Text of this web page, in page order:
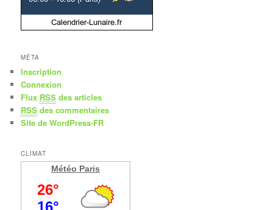
MÉTA
Inscription
Connexion
Flux RSS des articles
RSS des commentaires
Site de WordPress-FR
CLIMAT
Météo Paris